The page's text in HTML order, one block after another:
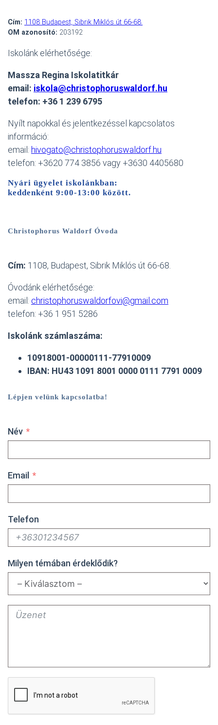
Cím: 1108 Budapest, Sibrik Miklós út 66-68.
OM azonosító: 203192
Iskolánk elérhetősége:
Massza Regina Iskolatitkár
email: iskola@christophoruswaldorf.hu
telefon: +36 1 239 6795
Nyílt napokkal és jelentkezéssel kapcsolatos
információ:
email: hivogato@christophoruswaldorf.hu
telefon: +3620 774 3856 vagy +3630 4405680
Nyári ügyelet iskolánkban:
keddenként 9:00-13:00 között.
Christophorus Waldorf Óvoda
Cím: 1108, Budapest, Sibrik Miklós út 66-68.
Óvodánk elérhetősége:
email: christophoruswaldorfovi@gmail.com
telefon: +36 1 951 5286
Iskolánk számlaszáma:
10918001-00000111-77910009
IBAN: HU43 1091 8001 0000 0111 7791 0009
Lépjen velünk kapcsolatba!
Név
Email
Telefon
Milyen témában érdeklődik?